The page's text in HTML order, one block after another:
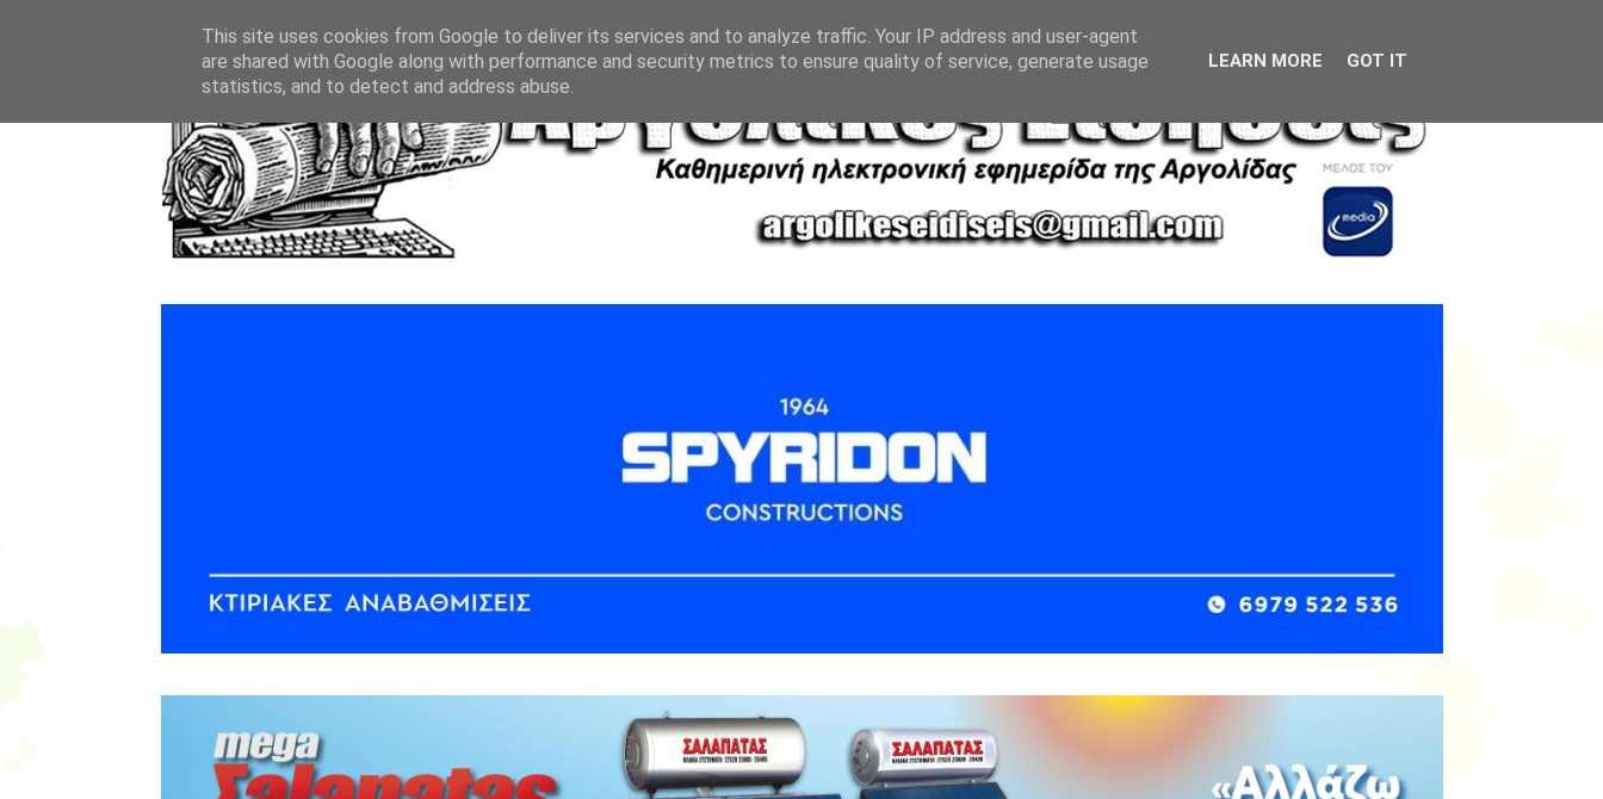
This site uses cookies from Google to deliver its services and to analyze traffic. Your IP address and user-agent
are shared with Google along with performance and security metrics to ensure quality of service, generate usage
statistics, and to detect and address abuse.
LEARN MORE GOT IT